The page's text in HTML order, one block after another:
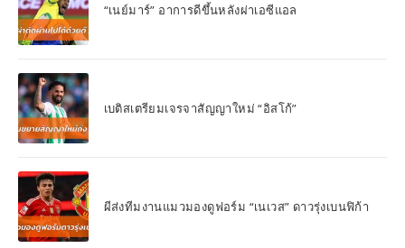
“เนย์มาร์” อาการดีขึ้นหลังผ่าเอซีแอล
เบติสเตรียมเจรจาสัญญาใหม่ “อิสโก้”
ผีส่งทีมงานแมวมองดูฟอร์ม “เนเวส” ดาวรุ่งเบนฟิก้า